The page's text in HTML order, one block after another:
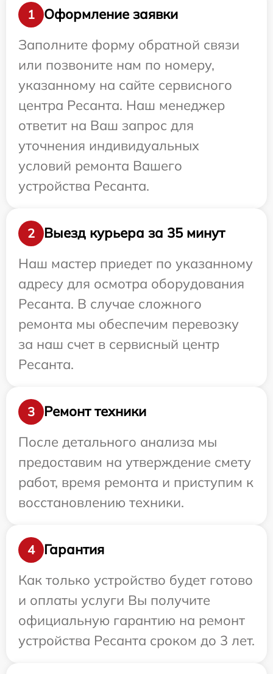
1
Оформление заявки
Заполните форму обратной связи
или позвоните нам по номеру,
указанному на сайте сервисного
центра Ресанта. Наш менеджер
ответит на Ваш запрос для
уточнения индивидуальных
условий ремонта Вашего
устройства Ресанта.
2
Выезд курьера за 35 минут
Наш мастер приедет по указанному
адресу для осмотра оборудования
Ресанта. В случае сложного
ремонта мы обеспечим перевозку
за наш счет в сервисный центр
Ресанта.
3
Ремонт техники
После детального анализа мы
предоставим на утверждение смету
работ, время ремонта и приступим к
восстановлению техники.
4
Гарантия
Как только устройство будет готово
и оплаты услуги Вы получите
официальную гарантию на ремонт
устройства Ресанта сроком до 3 лет.